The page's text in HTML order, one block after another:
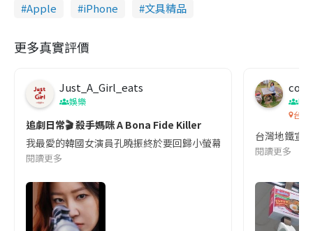
Apple
iPhone 文具精品
更多真實評價
Just_A_Girl_eats
娛樂
追劇日常🎬 殺手媽咪 A Bona Fide Killer
我最愛的韓國女演員孔曉振終於要回歸小螢幕啦!這次的劇本改編
閱讀更多
co
吹
台灣
台灣地鐵宣
閱讀更多